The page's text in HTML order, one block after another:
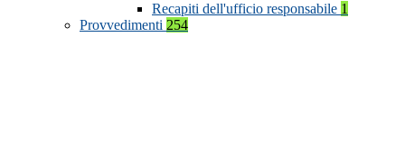
Recapiti dell'ufficio responsabile 1
Provvedimenti 254